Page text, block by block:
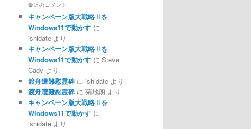
イ
ブ
最近のコメント
キャンペーン版大戦略Ⅱを
Windows11で動かす に
ishidate より
キャンペーン版大戦略Ⅱを
Windows11で動かす に Steve
Cady より
渡舟遭難慰霊碑 に ishidate より
渡舟遭難慰霊碑 に 菊地朗 より
キャンペーン版大戦略Ⅱを
Windows11で動かす に
ishidate より